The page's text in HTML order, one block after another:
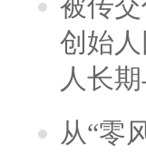
创始
人长
从“零